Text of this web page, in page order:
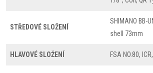
STŘEDOVÉ SLOŽENÍ
SHIMANO BB-
shell 73mm
HLAVOVÉ SLOŽENÍ FSA NO.80,